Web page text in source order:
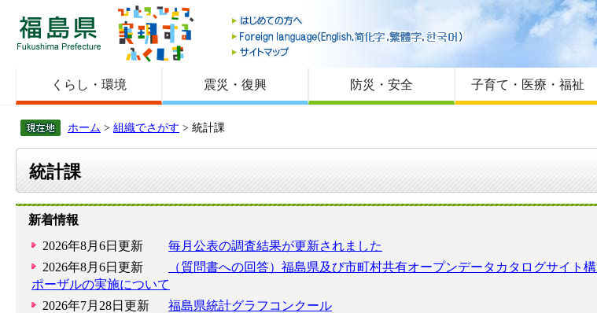
福島県
はじめての方へ
Foreign language
サイトマップ
くらし・環境 震災・復興 防災・安全 子育て・医療・福祉
ホーム > 組織でさがす > 統計課
統計課
新着情報
2026年8月6日更新
毎月公表の調査結果が更新されました
2026年8月6日更新
（質問書への回答）福島県及び市町村共有オープンデータカタログサイト
ポーザルの実施について
2026年7月28日更新
福島県統計グラフコンクール